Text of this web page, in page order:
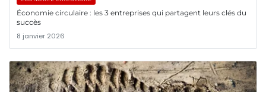
Économie circulaire : les 3 entreprises qui partagent leurs clés du
succès
8 janvier 2026